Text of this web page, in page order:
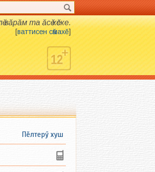
вӑрӑм та ӑсӗ кӗске.
[ваттисен сӑмахӗ]
Пӗлтерӳ хуш